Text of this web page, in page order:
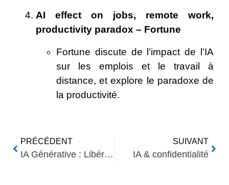
AI effect on jobs, remote work,
productivity paradox – Fortune
Fortune discute de l’impact de l’IA
sur les emplois et le travail à
distance, et explore le paradoxe de
la productivité.
PRÉCÉDENT
IA Générative : Libérer la Créativité et Innover pour l’Avenir
SUIVANT
IA & confidentialité